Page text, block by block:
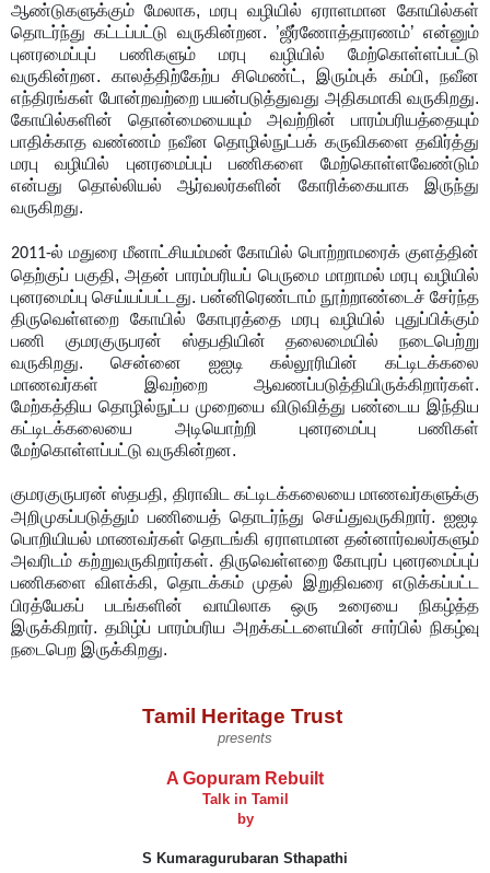
ஆண்டுகளுக்கும் மேலாக, மரபு வழியில் ஏராளமான கோயில்கள்
தொடர்ந்து கட்டப்பட்டு வருகின்றன. ’ஜீர்ணோத்தாரணம்’ என்னும்
புனரமைப்புப் பணிகளும் மரபு வழியில் மேற்கொள்ளப்பட்டு
வருகின்றன. காலத்திற்கேற்ப சிமெண்ட் , இரும்புக் கம்பி,நவீன
எந்திரங்கள் போன்றவற்றை பயன்படுத்துவது அதிகமாகி வருகிறது.
கோயில்களின் தொன்மையையும்
அவற்றின் பாரம்பரியத்தையும்
பாதிக்காத வண்ணம் நவீன தொழில்நுட்பக் கருவிகளை தவிர்த்து
மரபு வழியில் புனரமைப்புப் பணிகளை மேற்கொள்ளவேண்டும்
என்பது தொல்லியல் ஆர்வலர்களின் கோரிக்கையாக இருந்து
வருகிறது.
2011-ல் மதுரை மீனாட்சியம்மன் கோயில் பொற்றாமரைக் குளத்தின்
தெற்குப் பகுதி, அதன் பாரம்பரியப் பெருமை மாறாமல் மரபு வழியில்
புனரமைப்பு செய்யப்பட்டது. பன்னிரெண்டாம் நூற்றாண்டைச் சேர்ந்த
திருவெள்ளறை கோயில் கோபுரத்தை மரபு வழியில் புதுப்பிக்கும்
பணி குமரகுருபரன் ஸ்தபதியின் தலைமையில் நடைபெற்று
வருகிறது. சென்னை ஐஐடி கல்லூரியின் கட்டிடக்கலை
மாணவர்கள் இவற்றை ஆவணப்படுத்தியிருக்கிறார்கள்.
மேற்கத்திய தொழில்நுட்ப முறையை விடுவித்து பண்டைய இந்திய
கட்டிடக்கலையை அடியொற்றி புனரமைப்பு பணிகள்
மேற்கொள்ளப்பட்டு வருகின்றன.
குமரகுருபரன் ஸ்தபதி, திராவிட கட்டிட க்கலையை மாணவர்களுக்கு
அறிமுகப்படுத்தும் பணியைத் தொடர்ந்து செய்துவருகிறார். ஐஐடி
பொறியியல் மாணவர்கள் தொடங்கி ஏராளமான தன்னார்வலர்களும்
அவரிடம் கற்றுவருகிறார்கள். திருவெள்ளறை கோபுரப் புனரமைப்புப்
பணிகளை விளக்கி, தொடக்கம் முதல் இறுதிவரை எடுக்கப்பட்ட
பிரத்யேகப் படங்களின் வாயிலாக ஒரு உரையை நிகழ்த்த
இருக்கிறார். தமிழ்ப் பாரம்பரிய அறக்கட்டளையின் சார்பில் நிகழ்வு
நடைபெற இருக்கிறது.
Tamil Heritage Trust
presents
A Gopuram Rebuilt
Talk in Tamil
by
S Kumaragurubaran Sthapathi